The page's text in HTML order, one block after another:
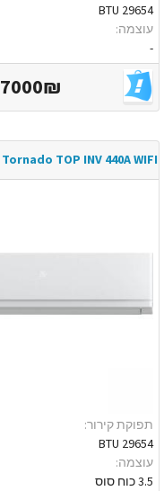
29654 BTU
עוצמה:
-
7000₪
Tornado TOP INV 440A WIFI
תפוקת קירור:
29654 BTU
עוצמה:
3.5 כוח סוס